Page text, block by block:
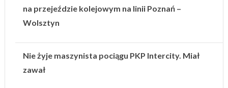
na przejeździe kolejowym na linii Poznań –
Wolsztyn
Nie żyje maszynista pociągu PKP Intercity. Miał
zawał